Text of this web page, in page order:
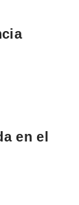
en el